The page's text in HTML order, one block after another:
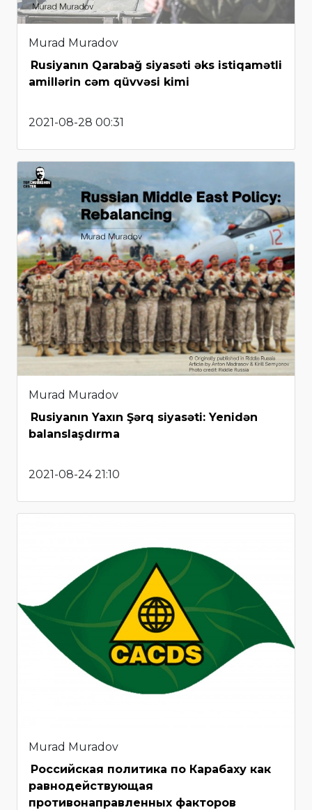
Murad Muradov
Rusiyanın Qarabağ siyasəti əks istiqamətli
amillərin cəm qüvvəsi kimi
2021-08-28 00:31
Murad Muradov
Rusiyanın Yaxın Şərq siyasəti: Yenidən
balanslaşdırma
2021-08-24 21:10
Murad Muradov
Российская политика по Карабаху как
равнодействующая
противонаправленных факторов